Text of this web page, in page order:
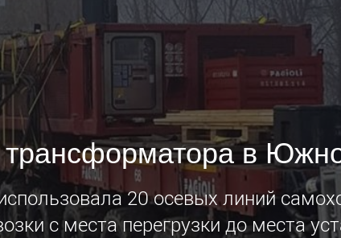
до 500 т
для
трансформатора в
20 осевых линий
с места перегрузки до места